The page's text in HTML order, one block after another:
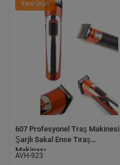
Yeni Ürün
607 Profesyonel Traş Makinesi
Şarjlı Sakal Ense Tıraş
Makinası
AVH-923